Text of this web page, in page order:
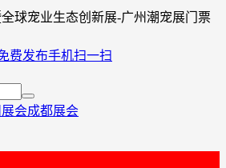
球宠业生态创新展-广州潮宠展门票
费发布手机扫一扫
会成都展会